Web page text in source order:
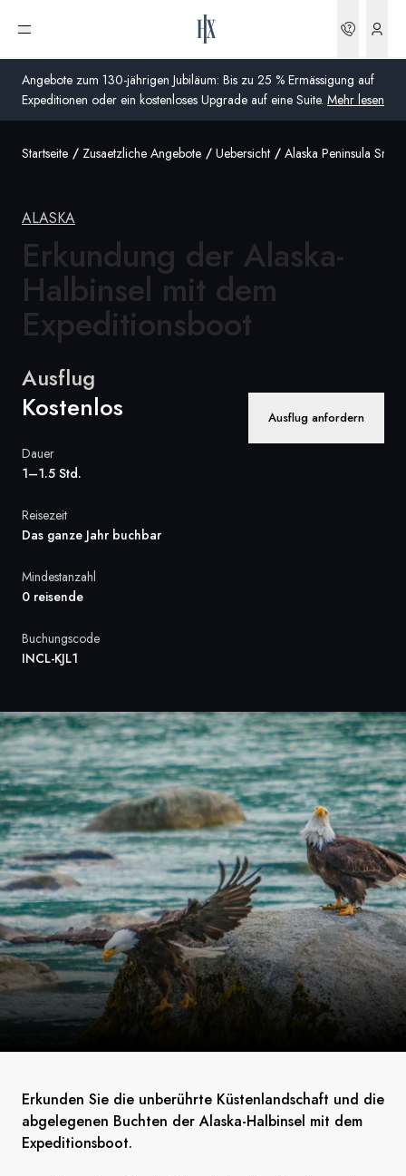
Angebote zum 130-jährigen Jubiläum: Bis zu 25 % Ermässigung auf
Expeditionen oder ein kostenloses Upgrade auf eine Suite. Mehr lesen
Menü öffnen
Schweiz
Vereinigtes Königreich (England, Schottland, Wales
und Nordirland)
USA
Schweiz
Global
Startseite Zusaetzliche Angebote Uebersicht Alaska Peninsula
ALASKA
Erkundung der Alaska-
Halbinsel mit dem
Expeditionsboot
Ausflug
Kostenlos Ausflug anfordern
Dauer
1–1.5 Std.
Reisezeit
Das ganze Jahr buchbar
Mindestanzahl
0 reisende
Buchungscode
INCL-KJL1
Erkunden Sie die unberührte Küstenlandschaft und die
abgelegenen Buchten der Alaska-Halbinsel mit dem
Expeditionsboot.